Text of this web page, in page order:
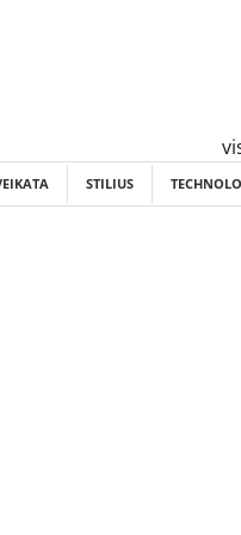
STILIUS